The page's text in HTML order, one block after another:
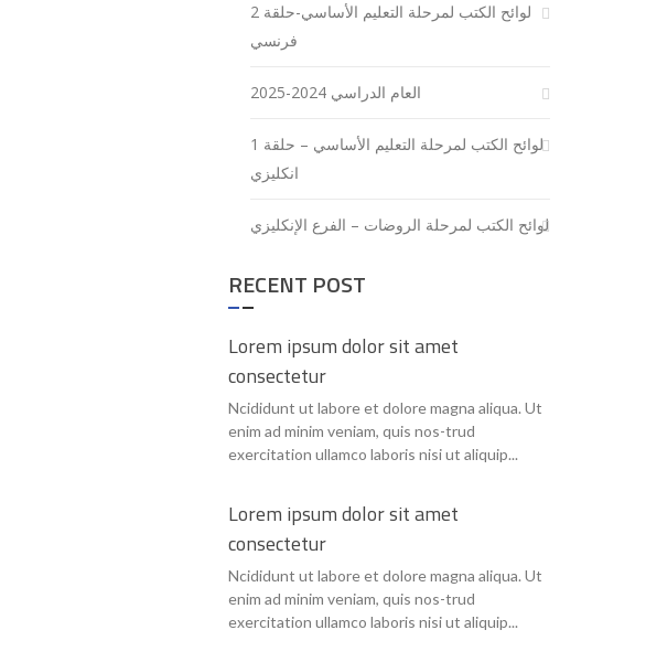
لوائح الكتب لمرحلة التعليم الأساسي-حلقة 2
فرنسي
العام الدراسي 2024-2025
لوائح الكتب لمرحلة التعليم الأساسي – حلقة 1
انكليزي
لوائح الكتب لمرحلة الروضات – الفرع الإنكليزي
RECENT POST
Lorem ipsum dolor sit amet
consectetur
Ncididunt ut labore et dolore magna aliqua. Ut
enim ad minim veniam, quis nos-trud
exercitation ullamco laboris nisi ut aliquip...
Lorem ipsum dolor sit amet
consectetur
Ncididunt ut labore et dolore magna aliqua. Ut
enim ad minim veniam, quis nos-trud
exercitation ullamco laboris nisi ut aliquip...